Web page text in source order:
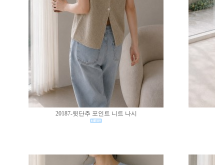
20187-뒷단추 포인트 니트 나시